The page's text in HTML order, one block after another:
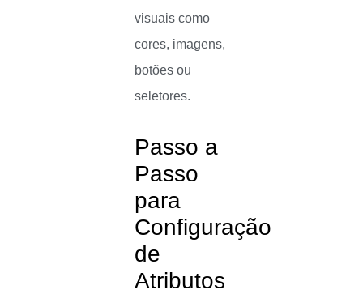
visuais como
cores, imagens,
botões ou
seletores.
Passo a
Passo
para
Configuração
de
Atributos